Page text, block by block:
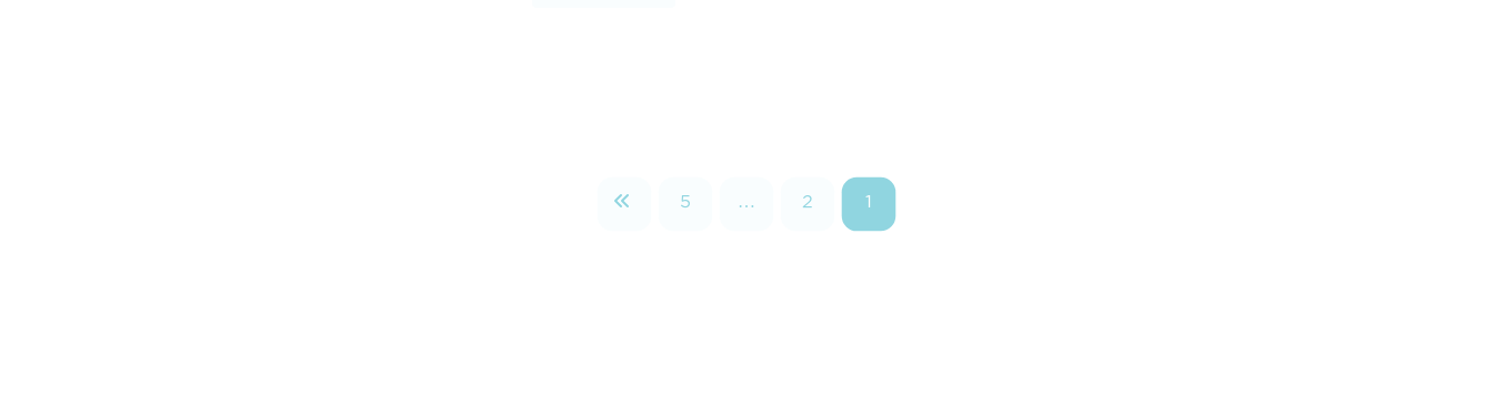
1
2
…
5